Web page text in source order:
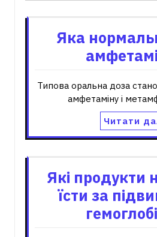
Яка
Типова оральна доза
амфетаміну і
Читати
Які продукти
їсти за